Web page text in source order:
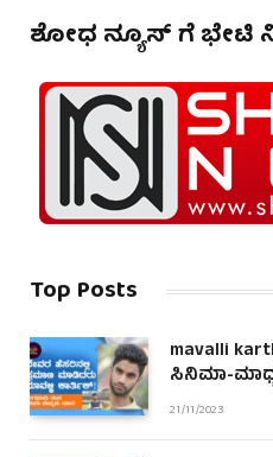
ಶೋಧ ನ್ಯೂಸ್ ಗೆ ಭೇಟಿ
Top Posts
mavalli
ಸಿನಿಮಾ-
21/11/2023